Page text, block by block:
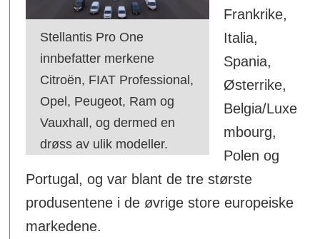
Stellantis Pro One
innbefatter merkene
Citroën, FIAT Professional,
Opel, Peugeot, Ram og
Vauxhall, og dermed en
drøss av ulik modeller.
Frankrike,
Italia,
Spania,
Østerrike,
Belgia/Luxe
mbourg,
Polen og
Portugal, og var blant de tre største
produsentene i de øvrige store europeiske
markedene.